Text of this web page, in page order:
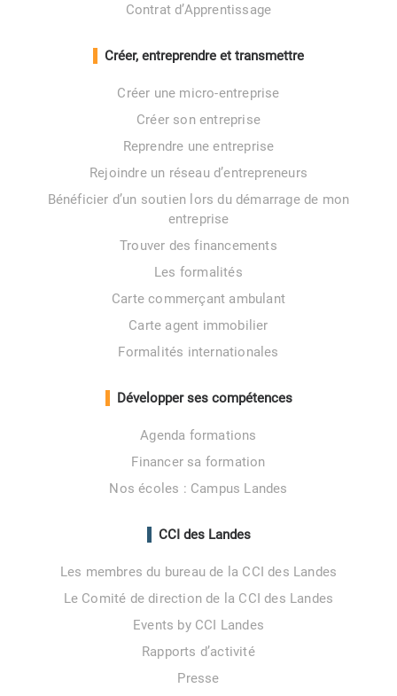
Contrat d’Apprentissage
Créer, entreprendre et transmettre
Créer une micro-entreprise
Créer son entreprise
Reprendre une entreprise
Rejoindre un réseau d’entrepreneurs
Bénéficier d’un soutien lors du démarrage de mon
entreprise
Trouver des financements
Les formalités
Carte commerçant ambulant
Carte agent immobilier
Formalités internationales
Développer ses compétences
Agenda formations
Financer sa formation
Nos écoles : Campus Landes
CCI des Landes
Les membres du bureau de la CCI des Landes
Le Comité de direction de la CCI des Landes
Events by CCI Landes
Rapports d’activité
Presse